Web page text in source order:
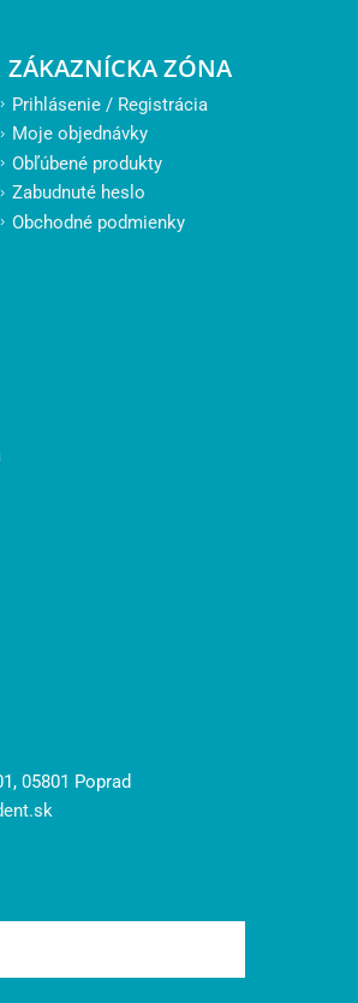
ZÁKAZNÍCKA ZÓNA
Prihlásenie / Registrácia
Moje objednávky
Obľúbené produkty
Zabudnuté heslo
Obchodné podmienky
05801 Poprad